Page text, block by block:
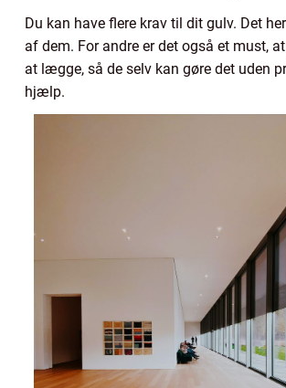
Du kan have flere krav til dit gulv. Det
af dem. For andre er det også et must,
at lægge, så de selv kan gøre det uden
hjælp.